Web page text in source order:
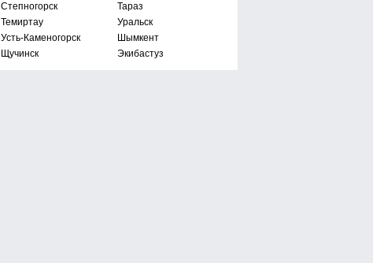
Степногорск
Тараз
Темиртау
Уральск
Усть-Каменогорск
Шымкент
Щучинск
Экибастуз